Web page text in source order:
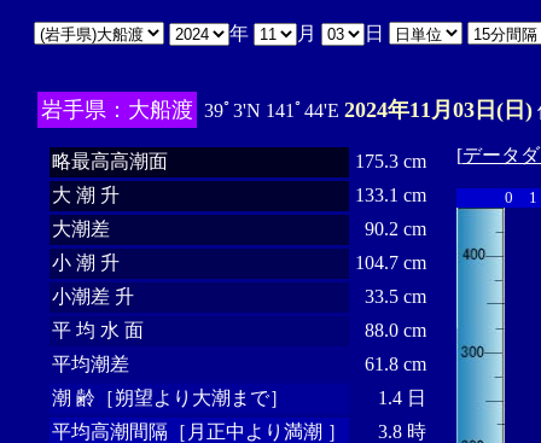
年 月 日
岩手県：大船渡 39ﾟ3'N 141ﾟ44'E 2024年11月03日(日)
略最高高潮面
175.3 cm
大 潮 升
133.1 cm
大潮差
90.2 cm
小 潮 升
104.7 cm
小潮差 升
33.5 cm
平 均 水 面
88.0 cm
平均潮差
61.8 cm
潮 齢［朔望より大潮まで］
1.4 日
平均高潮間隔［月正中より満潮 ］
3.8 時
[データ
0 1